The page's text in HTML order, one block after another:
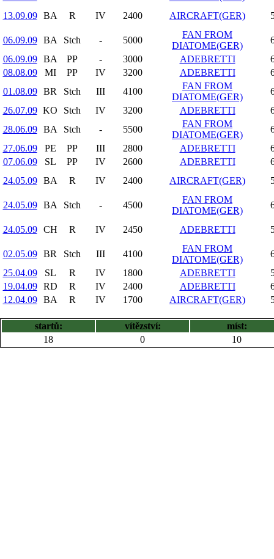
13.09.09
BA R IV 2400 AIRCRAFT(GER)
06.09.09 BA Stch - 5000
FAN FROM
DIATOME(GER)
06.09.09
BA PP - 3000 ADEBRETTI
08.08.09
MI PP IV 3200 ADEBRETTI
01.08.09
BR Stch III 4100
FAN FROM
DIATOME(GER)
26.07.09 KO Stch IV 3200 ADEBRETTI
28.06.09
BA Stch - 5500
FAN FROM
DIATOME(GER)
27.06.09
PE PP III 2800 ADEBRETTI
07.06.09
SL PP IV 2600 ADEBRETTI
24.05.09
BA R IV 2400 AIRCRAFT(GER)
24.05.09 BA Stch - 4500
FAN FROM
DIATOME(GER)
24.05.09 CH R IV 2450 ADEBRETTI
02.05.09 BR Stch III 4100
FAN FROM
DIATOME(GER)
25.04.09
SL R IV 1800 ADEBRETTI
19.04.09
RD R IV 2400 ADEBRETTI
12.04.09
BA R IV 1700 AIRCRAFT(GER)
startů: vítězství:
míst:
18
0 10